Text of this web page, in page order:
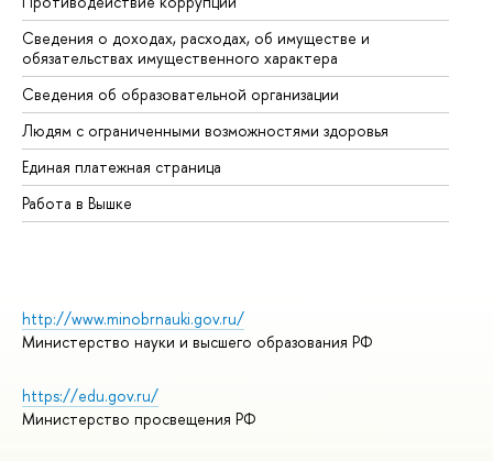
Сведения о доходах, расходах, об имуществе и
обязательствах имущественного характера
Сведения об образовательной организации
Людям с ограниченными возможностями здоровья
Единая платежная страница
Работа в Вышке
http://www.minobrnauki.gov.ru/
Министерство науки и высшего образования РФ
https://edu.gov.ru/
Министерство просвещения РФ